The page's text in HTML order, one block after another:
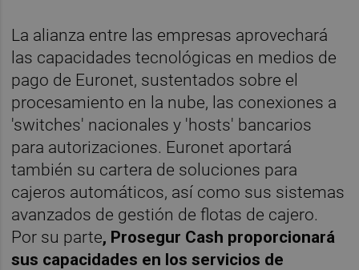
La alianza entre las empresas aprovechará
las capacidades tecnológicas en medios de
pago de Euronet, sustentados sobre el
procesamiento en la nube, las conexiones a
'switches' nacionales y 'hosts' bancarios
para autorizaciones. Euronet aportará
también su cartera de soluciones para
cajeros automáticos, así como sus sistemas
avanzados de gestión de flotas de cajero.
Por su parte, Prosegur Cash proporcionará
sus capacidades en los servicios de